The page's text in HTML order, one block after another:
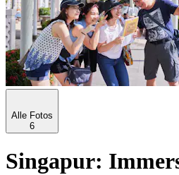
Alle Fotos
6
Singapur: